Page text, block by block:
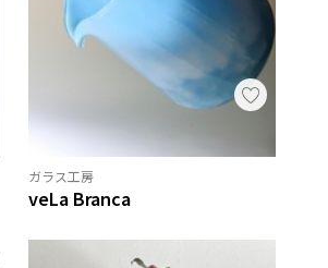
ガラス工房
veLa Branca